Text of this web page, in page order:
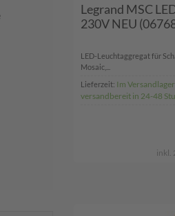
Legrand MSC
230V NEU
LED-Leuchtaggregat für
Mosaic,...
Lieferzeit: Im
versandbereit in 24-48
inkl.